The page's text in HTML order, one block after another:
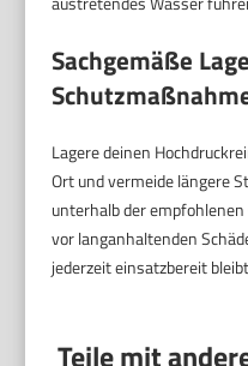
Sachgemäße
Lagere deinen
Ort und vermeide längere
unterhalb der
vor langanhaltenden
jederzeit einsatzbereit